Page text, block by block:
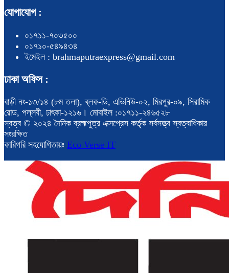
যোগাযোগ :
০১৭১১-৭০৩৫০০
০১৭১০-৫৪৯৪৩৪
ইমেইল : brahmaputraexpress@gmail.com
ঢাকা অফিস :
বাড়ী নং-১৩/১৪ (৮ম তলা), ব্লক-ডি, এভিনিউ-০২, মিরপুর-০৯, সিরামিক
রোড, পল্লবী, ঢাৎকা-১২১৬। মোবাইল :০১৭১১-২৪৬৫২৮
স্বত্ব © ২০২৪ দৈনিক ব্রহ্মপুত্র এক্সপ্রেস কর্তৃক সর্বসত্ত্ব স্বত্বাধিকার
সংরক্ষিত
কারিগরি সহযোগিতায়ঃ Eco Verse IT